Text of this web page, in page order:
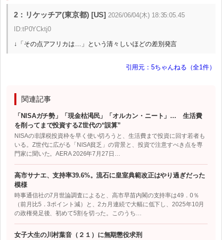
2：リケッチア(東京都) [US] 2026/06/04(木) 18:35:05.45
ID:tP0YCktj0
↓「その点アフリカは…」という清々しいほどの差別発言
引用元：5ちゃんねる（全1件）
関連記事
「NISAガチ勢」「現金枯渇民」「オルカン・ニート」… 生活費
を削ってまで投資するZ世代の“誤算”
NISAの非課税投資枠を早く使い切ろうと、生活費まで投資に回す若者も
いる。Z世代に広がる「NISA貧乏」の背景と、投資で注意すべき点を専
門家に聞いた。AERA 2026年7月27日…
高市サナエ、支持率39.6%。流石に皇室典範改正はやり過ぎだった
模様
時事通信社の7月世論調査によると、高市早苗内閣の支持率は49．0％
（前月比5．3ポイント減）と、2カ月連続で大幅に低下し、2025年10月
の政権発足後、初めて5割を切った。このうち…
女子大生の川村葉音（２１）に無期懲役求刑